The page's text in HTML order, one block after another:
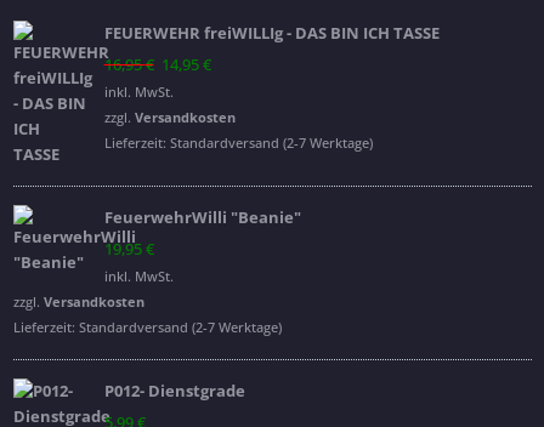
FEUERWEHR freiWILLIg - DAS BIN ICH TASSE
16,95€ Ursprünglicher
Preis
war:
16,95 €
14,95€
ist:
14,95 €.
inkl. MwSt.
zzgl. Versandkosten
Lieferzeit: Standardversand (2-7 Werktage)
FeuerwehrWilli "Beanie"
19,95€
inkl. MwSt.
zzgl. Versandkosten
Lieferzeit: Standardversand (2-7 Werktage)
P012- Dienstgrade